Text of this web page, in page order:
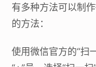
有多种方法可以制
的方法：
使用微信官方的“扫